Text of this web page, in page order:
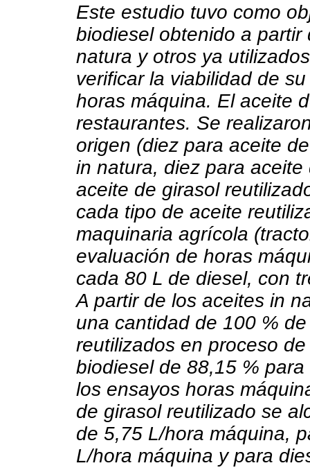
Este estudio tuvo como
biodiesel obtenido a
natura y otros ya
verificar la viabilidad de
horas máquina. El aceite
restaurantes. Se
origen (diez para aceite
in natura, diez para
aceite de girasol
cada tipo de aceite
maquinaria agrícola
evaluación de horas
cada 80 L de diesel, con
A partir de los aceites in
una cantidad de 100 %
reutilizados en proceso
biodiesel de 88,15 %
los ensayos horas
de girasol reutilizado se
de 5,75 L/hora máquina,
L/hora máquina y para